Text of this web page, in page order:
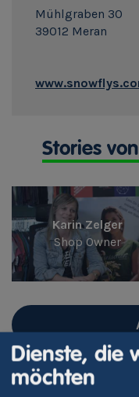
Mühlgraben 30
39012 Meran
Stories
Karin Zelger
Shop Owner
Dienste, die
möchten